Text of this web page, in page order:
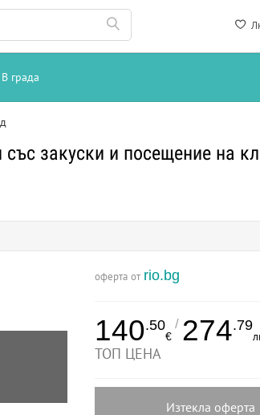
В града
закуски и посещение на
оферта от rio.bg
140.50
€
/ 274.79
ТОП ЦЕНА
Изтекла оферта